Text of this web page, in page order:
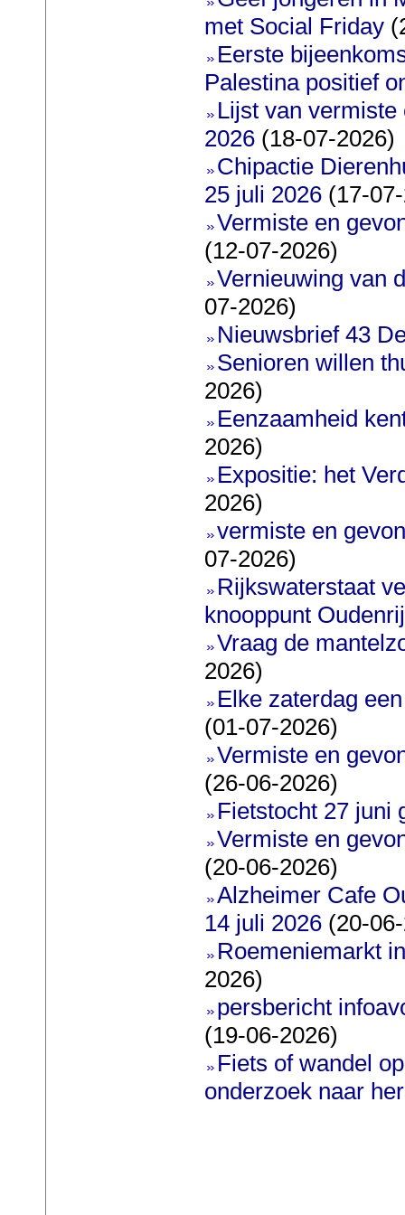
met Social Friday
Eerste
Palestina positief
Lijst van
2026(18-07-2026)
Chipactie
25 juli 2026(17-
Vermiste en
(12-07-2026)
Vernieuwing van
07-2026)
Nieuwsbrief 43
Senioren willen
2026)
Eenzaamheid
2026)
Expositie: het
2026)
vermiste en
07-2026)
Rijkswaterstaat
knooppunt
Vraag de
2026)
Elke zaterdag
(01-07-2026)
Vermiste en
(26-06-2026)
Fietstocht 27 juni
Vermiste en
(20-06-2026)
Alzheimer Cafe
14 juli 2026(20-
Roemeniemarkt
2026)
persbericht
(19-06-2026)
Fiets of wandel
onderzoek naar